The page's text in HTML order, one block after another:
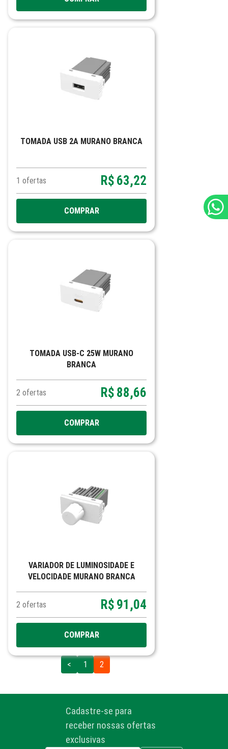
TOMADA USB 2A MURANO BRANCA
1 ofertas R$ 63,22
COMPRAR
TOMADA USB-C 25W MURANO
BRANCA
2 ofertas R$ 88,66
COMPRAR
VARIADOR DE LUMINOSIDADE E
VELOCIDADE MURANO BRANCA
2 ofertas R$ 91,04
COMPRAR
< 1 2
Cadastre-se para
receber nossas ofertas
exclusivas